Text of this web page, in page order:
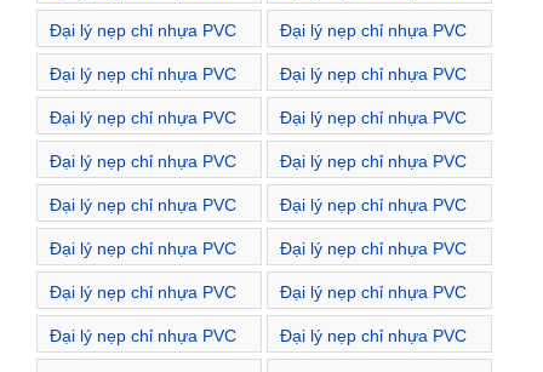
Phường Vĩnh Tuy
Phường Đống Mác
Đại lý nẹp chỉ nhựa PVC
Phường Đồng Nhân
Đại lý nẹp chỉ nhựa PVC
Phường Đồng Tâm
Đại lý nẹp chỉ nhựa PVC
Đường Bà Triệu
Đại lý nẹp chỉ nhựa PVC
Đường Bùi Ngọc Dương
Đại lý nẹp chỉ nhựa PVC
Đường Bùi Thị Xuân
Đại lý nẹp chỉ nhựa PVC
Đường Bạch Mai
Đại lý nẹp chỉ nhựa PVC
Đường Bạch Đằng
Đại lý nẹp chỉ nhựa PVC
Đường Cao Đạt
Đại lý nẹp chỉ nhựa PVC
Đường Cảm Hội
Đại lý nẹp chỉ nhựa PVC
Đường Chùa Vua
Đại lý nẹp chỉ nhựa PVC
Đường Dương Văn Bé
Đại lý nẹp chỉ nhựa PVC
Đường Giải Phóng
Đại lý nẹp chỉ nhựa PVC
Đường Hàn Thuyên
Đại lý nẹp chỉ nhựa PVC
Đường Hàng Chuối
Đại lý nẹp chỉ nhựa PVC
Đường Hòa Mã
Đại lý nẹp chỉ nhựa PVC
Đường Hồ Xuân Hương